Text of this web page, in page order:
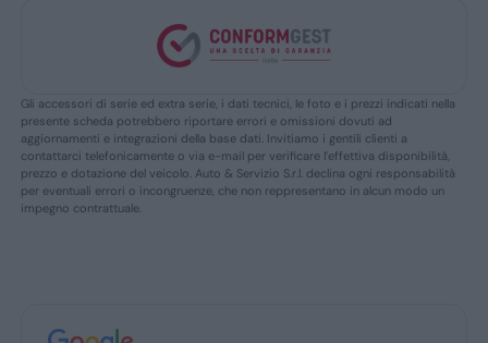
Gli accessori di serie ed extra serie, i dati tecnici, le foto e i prezzi indicati nella
presente scheda potrebbero riportare errori e omissioni dovuti ad
aggiornamenti e integrazioni della base dati. Invitiamo i gentili clienti a
contattarci telefonicamente o via e-mail per verificare l’effettiva disponibilità,
prezzo e dotazione del veicolo. Auto & Servizio S.r.l. declina ogni responsabilità
per eventuali errori o incongruenze, che non reppresentano in alcun modo un
impegno contrattuale.